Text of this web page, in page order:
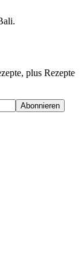
plus Rezepte
Abonnieren